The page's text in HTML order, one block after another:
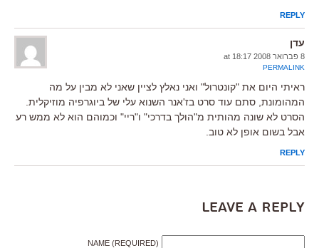
REPLY
עדן
8 פברואר 2008 at 18:17
PERMALINK
ראיתי היום את "קונטרול" ואני נאלץ לציין שאני לא מבין על מה
המהומונת, סתם עוד סרט בז'אנר השנוא עלי של ביוגרפיה מוזיקלית.
הסרט לא שונה מהותית מ"הולך בדרכי" ו"ריי" וכמוהם הוא לא ממש רע
אבל בשום אופן לא טוב.
REPLY
Leave a Reply
NAME (REQUIRED)